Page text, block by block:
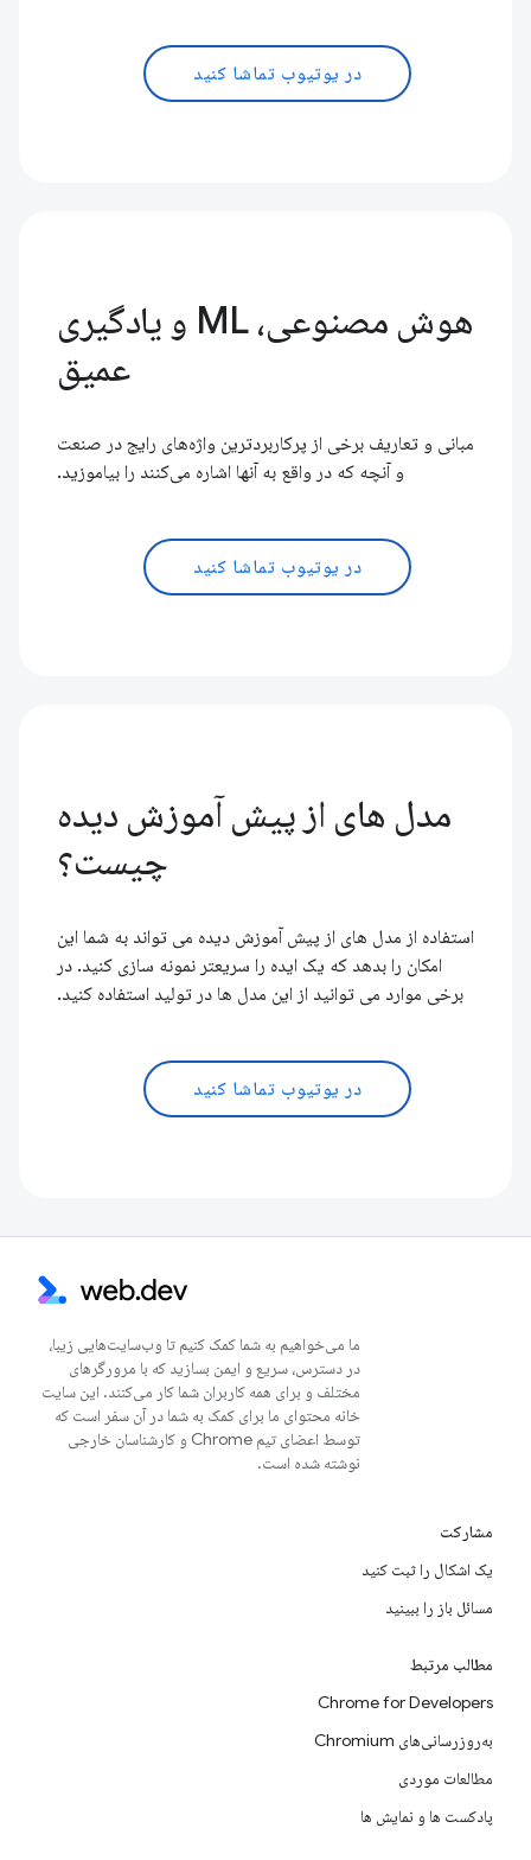
در یوتیوب تماشا کنید
هوش مصنوعی، ML و یادگیری
عمیق
مبانی و تعاریف برخی از پرکاربردترین واژه‌های رایج در صنعت
و آنچه که در واقع به آنها اشاره می‌کنند را بیاموزید.
در یوتیوب تماشا کنید
مدل های از پیش آموزش دیده
چیست؟
استفاده از مدل های از پیش آموزش دیده می تواند به شما این
امکان را بدهد که یک ایده را سریعتر نمونه سازی کنید. در
برخی موارد می توانید از این مدل ها در تولید استفاده کنید.
در یوتیوب تماشا کنید
ما می‌خواهیم به شما کمک کنیم تا وب‌سایت‌هایی زیبا،
در دسترس، سریع و ایمن بسازید که با مرورگرهای
مختلف و برای همه کاربران شما کار می‌کنند. این سایت
خانه محتوای ما برای کمک به شما در آن سفر است که
توسط اعضای تیم Chrome و کارشناسان خارجی
نوشته شده است.
مشارکت
یک اشکال را ثبت کنید
مسائل باز را ببینید
مطالب مرتبط
Chrome for Developers
به‌روزرسانی‌های Chromium
مطالعات موردی
پادکست ها و نمایش ها